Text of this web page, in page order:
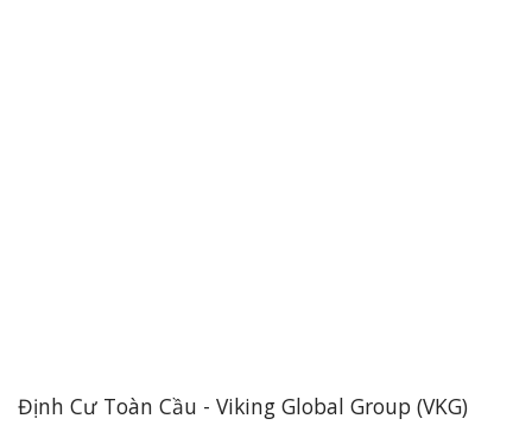
Định Cư Toàn Cầu - Viking Global Group (VKG)